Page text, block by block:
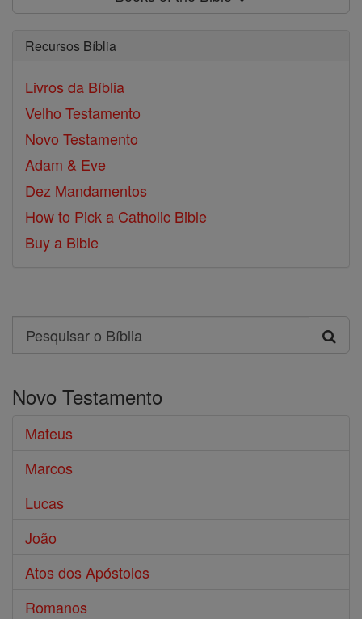
Recursos Bíblia
Livros da Bíblia
Velho Testamento
Novo Testamento
Adam & Eve
Dez Mandamentos
How to Pick a Catholic Bible
Buy a Bible
Search
Pesquisar
Bíblia
Novo Testamento
Mateus
Marcos
Lucas
João
Atos dos Apóstolos
Romanos